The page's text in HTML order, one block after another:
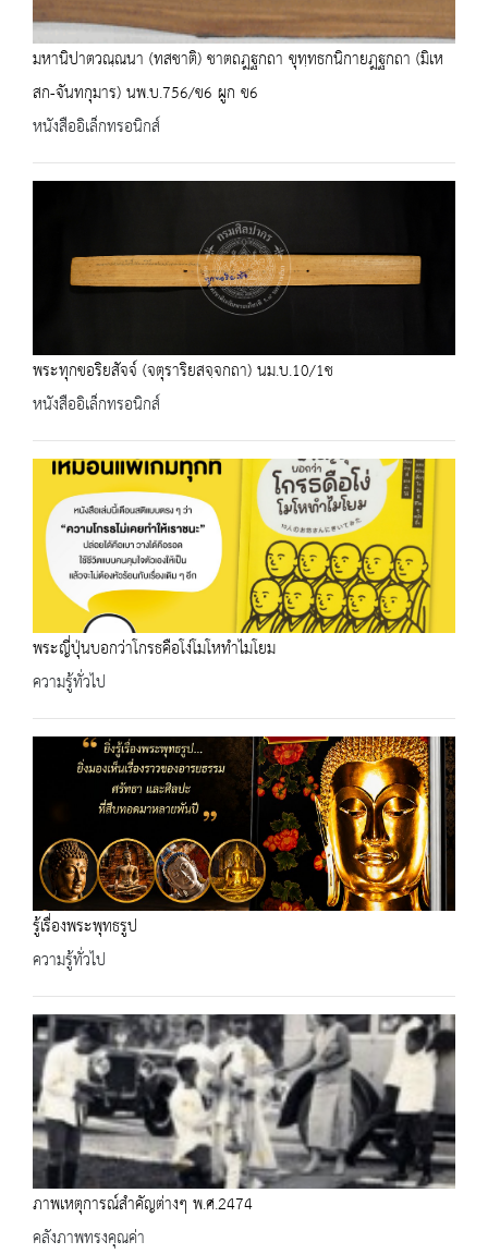
มหานิปาตวณฺณนา (ทสชาติ) ชาตถฎฐกถา ขุทฺทธกนิกายฎฐกถา (มิเห
สก-จันทกุมาร) นพ.บ.756/ข6 ผูก ข6
หนังสืออิเล็กทรอนิกส์
พระทุกขอริยสัจจ์ (จตุราริยสจฺจกถา) นม.บ.10/1ช
หนังสืออิเล็กทรอนิกส์
พระญี่ปุ่นบอกว่าโกรธคือโง่โมโหทำไมโยม
ความรู้ทั่วไป
รู้เรื่องพระพุทธรูป
ความรู้ทั่วไป
ภาพเหตุการณ์สำคัญต่างๆ พ.ศ.2474
คลังภาพทรงคุณค่า